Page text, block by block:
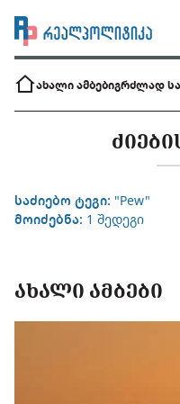
ახალი ამბებიგრძლად
საძიებო ტეგი: "Pew"
მოიძებნა: 1 შედეგი
ᲐᲮᲐᲚᲘ ᲐᲛᲑᲔᲑᲘ